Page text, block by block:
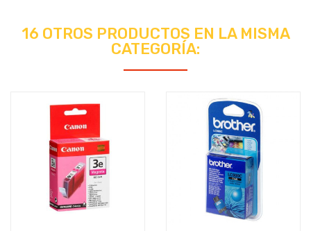
16 OTROS PRODUCTOS EN LA MISMA
CATEGORÍA: